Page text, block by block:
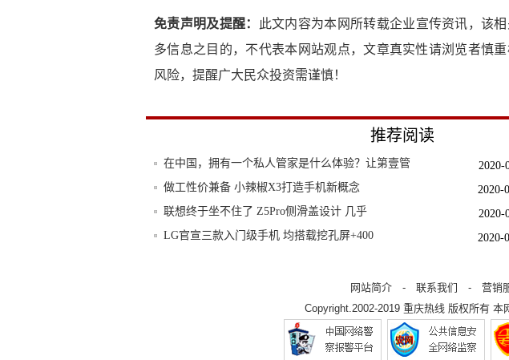
免责声明及提醒：
此文内容为本网所转载企业宣传资讯，该
多信息之目的，不代表本网站观点，文章真实性请浏览者慎
风险，提醒广大民众投资需谨慎！
推荐阅读
2020-
在中国，拥有一个私人管家是什么体验？让第壹管
2020-
做工性价兼备 小辣椒X3打造手机新概念
2020-
联想终于坐不住了 Z5Pro侧滑盖设计 几乎
2020-
LG官宣三款入门级手机 均搭载挖孔屏+400
2020-
中兴侧滑盖新机曝光，屏占比超95%，真正的正
网站简介 - 联系我们 - 营销
Copyright.2002-2019 重庆热线版权所有 本